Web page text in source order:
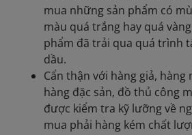
mua những sản phẩm có
màu quá trắng hay quá
phẩm đã trải qua quá trình
dầu.
Cẩn thận với hàng giả,
hàng đặc sản, đồ thủ công
được kiểm tra kỹ lưỡng về
mua phải hàng kém chất